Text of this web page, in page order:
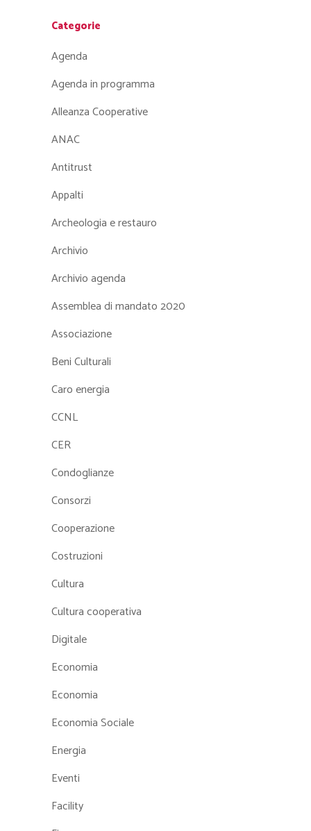
Categorie
Agenda
Agenda in programma
Alleanza Cooperative
ANAC
Antitrust
Appalti
Archeologia e restauro
Archivio
Archivio agenda
Assemblea di mandato 2020
Associazione
Beni Culturali
Caro energia
CCNL
CER
Condoglianze
Consorzi
Cooperazione
Costruzioni
Cultura
Cultura cooperativa
Digitale
Economia
Economia
Economia Sociale
Energia
Eventi
Facility